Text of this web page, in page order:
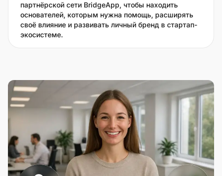
партнёрской сети BridgeApp, чтобы находить
основателей, которым нужна помощь, расширять
своё влияние и развивать личный бренд в стартап-
экосистеме.